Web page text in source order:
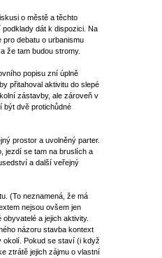
o městě a těchto
dát k dispozici. Na
debatu o urbanismu
že tam budou stromy.
popisu zní úplně
přitahoval aktivitu do slepé
zástavby, ale zároveň v
být dvě protichůdné
prostor a uvolněný parter.
jezdí se tam na bruslích a
a další veřejný
(To neznamená, že má
nejsou ovšem jen
a jejich aktivity.
názoru stavba kontext
okolí. Pokud se staví (i když
ztrátě jejich zájmu o vlastní